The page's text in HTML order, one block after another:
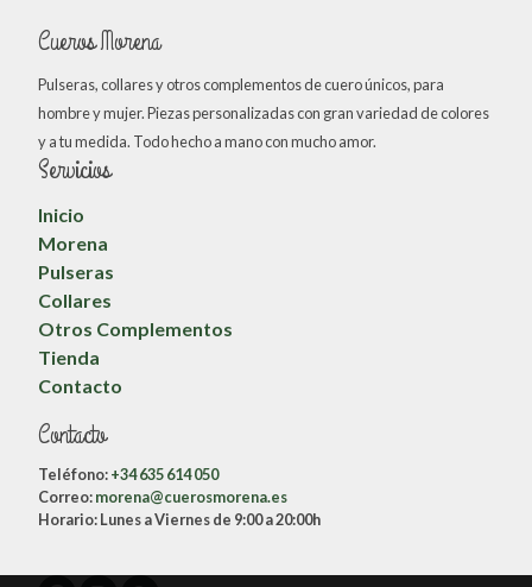
Cueros Morena
Pulseras, collares y otros complementos de cuero únicos, para
hombre y mujer. Piezas personalizadas con gran variedad de colores
y a tu medida. Todo hecho a mano con mucho amor.
Servicios
Inicio
Morena
Pulseras
Collares
Otros Complementos
Tienda
Contacto
Contacto
Teléfono:+34 635 614 050
Correo:morena@cuerosmorena.es
Horario:Lunes a Viernes de 9:00 a 20:00h